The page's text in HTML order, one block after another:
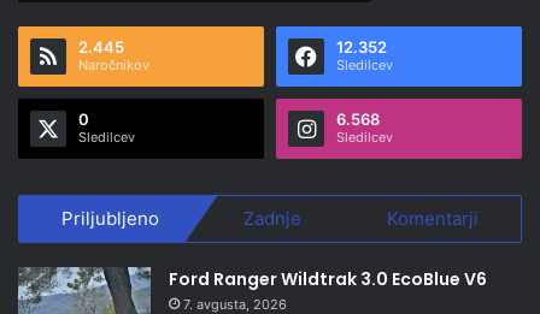
2.445
Naročnikov
12.352
Sledilcev
0
Sledilcev
6.568
Sledilcev
Priljubljeno Zadnje Komentarji
Ford Ranger Wildtrak 3.0 EcoBlue V6
7. avgusta, 2026